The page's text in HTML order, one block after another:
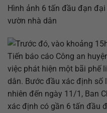
Hình ảnh 6 tấn đầu đạn
vườn nhà dân